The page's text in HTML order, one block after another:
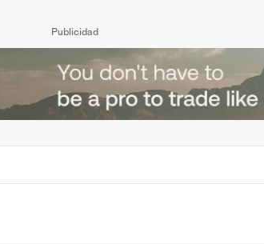
Publicidad